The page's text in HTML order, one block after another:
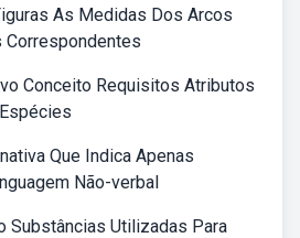
As Medidas Dos Arcos
Conceito Requisitos Atributos
Que Indica Apenas
Não-verbal
Substâncias Utilizadas Para